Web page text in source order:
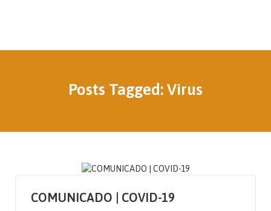
Posts Tagged: Virus
COMUNICADO | COVID-19